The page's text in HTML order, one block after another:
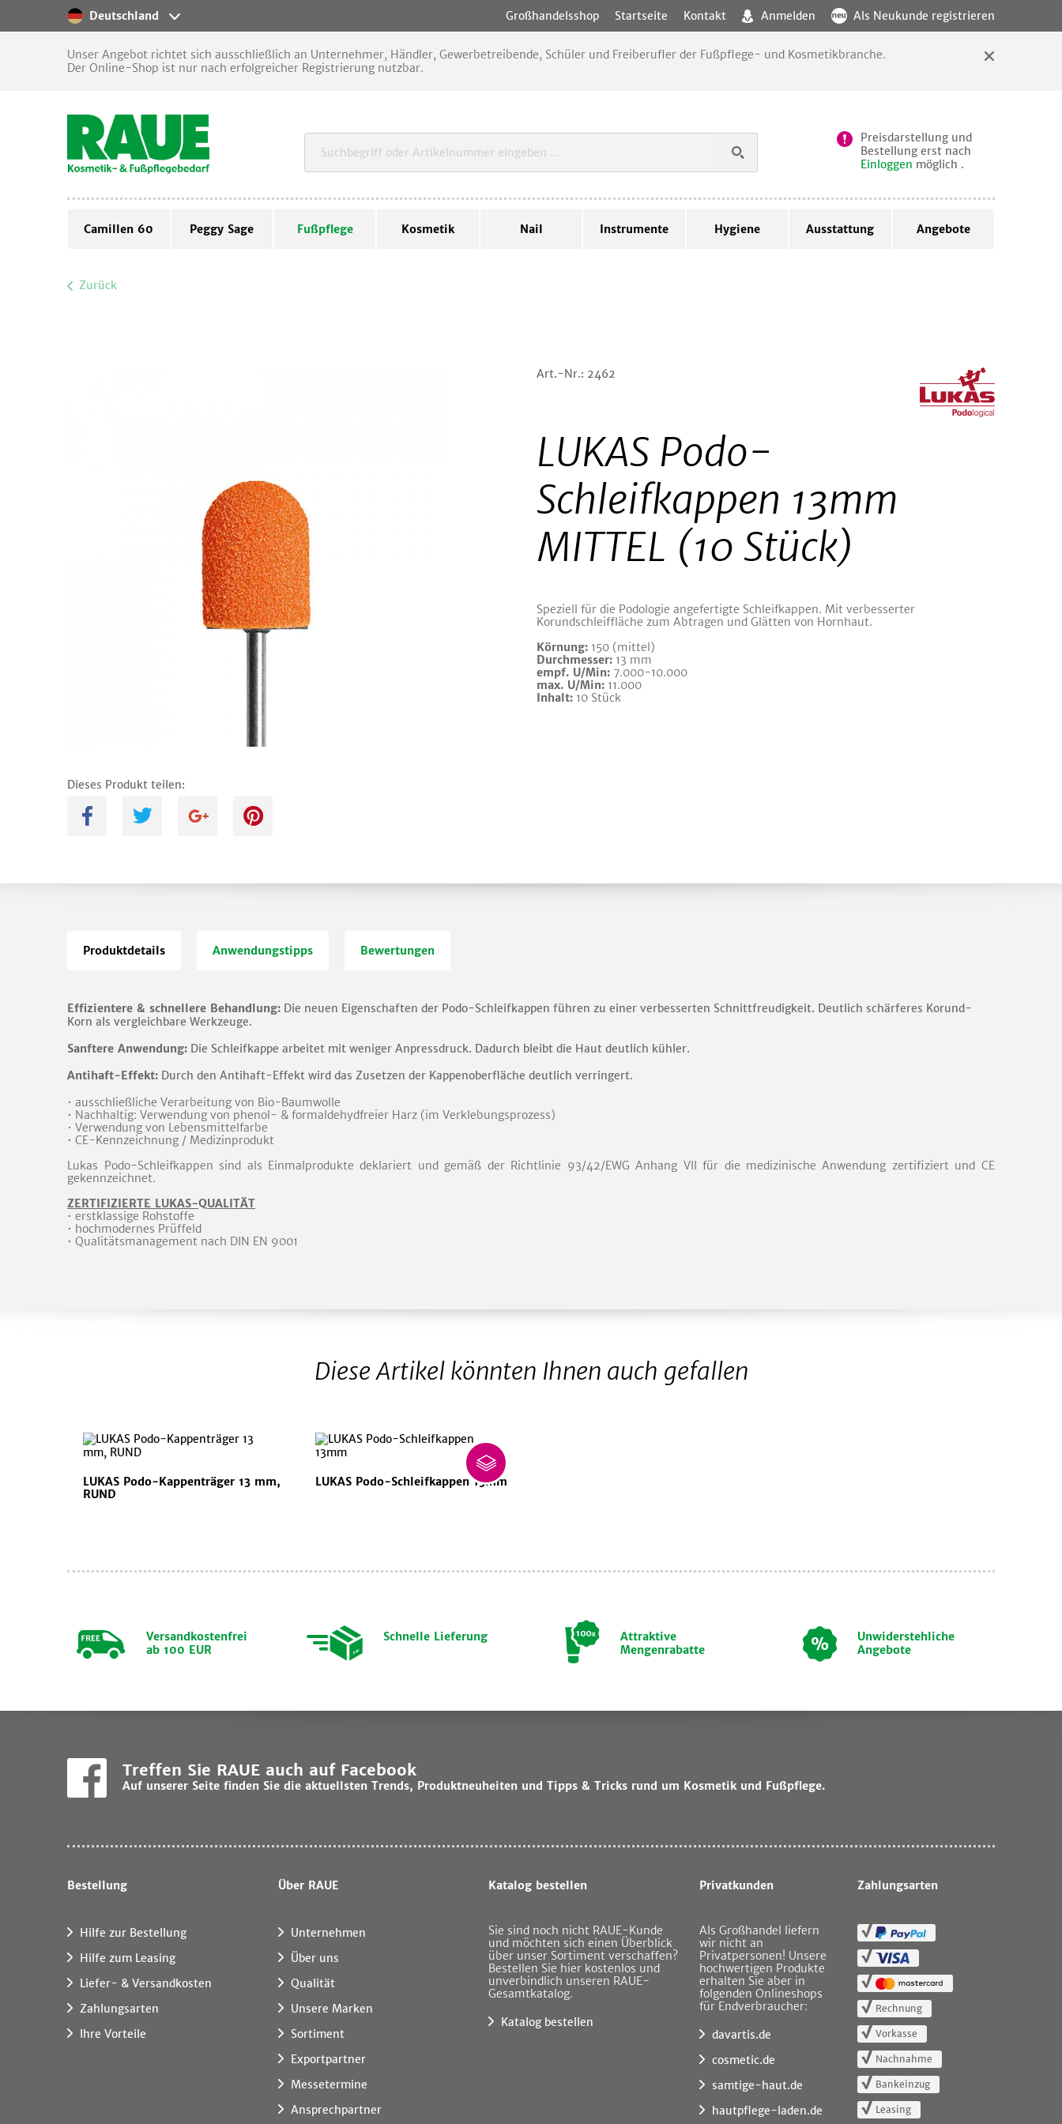
Deutschland Großhandelsshop Startseite Kontakt Anmelden Als Neukunde registrieren
Unser Angebot richtet sich ausschließlich an Unternehmer, Händler, Gewerbetreibende, Schüler und Freiberufler der Fußpflege- und Kosmetikbranche.
Der Online-Shop ist nur nach erfolgreicher Registrierung nutzbar.
Preisdarstellung und
Bestellung erst nach
Einloggen möglich .
Camillen 60 Peggy Sage Fußpflege Kosmetik Nail Instrumente Hygiene Ausstattung Angebote
Zurück
Dieses Produkt teilen:
A B C D
Art.-Nr.: 2462
LUKAS Podo-
Schleifkappen 13mm
MITTEL (10 Stück)
Speziell für die Podologie angefertigte Schleifkappen. Mit verbesserter
Korundschleiffläche zum Abtragen und Glätten von Hornhaut.
Körnung: 150 (mittel)
Durchmesser: 13 mm
empf. U/Min: 7.000-10.000
max. U/Min: 11.000
Inhalt: 10 Stück
Produktdetails Anwendungstipps Bewertungen
Effizientere & schnellere Behandlung: Die neuen Eigenschaften der Podo-Schleifkappen führen zu einer verbesserten Schnittfreudigkeit. Deutlich schärferes Korund-
Korn als vergleichbare Werkzeuge.
Sanftere Anwendung: Die Schleifkappe arbeitet mit weniger Anpressdruck. Dadurch bleibt die Haut deutlich kühler.
Antihaft-Effekt: Durch den Antihaft-Effekt wird das Zusetzen der Kappenoberfläche deutlich verringert.
• ausschließliche Verarbeitung von Bio-Baumwolle
• Nachhaltig: Verwendung von phenol- & formaldehydfreier Harz (im Verklebungsprozess)
• Verwendung von Lebensmittelfarbe
• CE-Kennzeichnung / Medizinprodukt
Lukas Podo-Schleifkappen sind als Einmalprodukte deklariert und gemäß der Richtlinie 93/42/EWG Anhang VII für die medizinische Anwendung zertifiziert und CE
gekennzeichnet.
ZERTIFIZIERTE LUKAS-QUALITÄT
• erstklassige Rohstoffe
• hochmodernes Prüffeld
• Qualitätsmanagement nach DIN EN 9001
Diese Artikel könnten Ihnen auch gefallen
LUKAS Podo-Kappenträger 13 mm,
RUND
LUKAS Podo-Schleifkappen 13mm
Versandkostenfrei
ab 100 EUR
Schnelle Lieferung
Attraktive
Mengenrabatte
Unwiderstehliche
Angebote
Treffen Sie RAUE auch auf Facebook
Auf unserer Seite finden Sie die aktuellsten Trends, Produktneuheiten und Tipps & Tricks rund um Kosmetik und Fußpflege.
Bestellung
Hilfe zur Bestellung
Hilfe zum Leasing
Liefer- & Versandkosten
Zahlungsarten
Ihre Vorteile
Über RAUE
Unternehmen
Über uns
Qualität
Unsere Marken
Sortiment
Exportpartner
Messetermine
Ansprechpartner
Katalog bestellen
Sie sind noch nicht RAUE-Kunde
und möchten sich einen Überblick
über unser Sortiment verschaffen?
Bestellen Sie hier kostenlos und
unverbindlich unseren RAUE-
Gesamtkatalog.
Katalog bestellen
Privatkunden
Als Großhandel liefern
wir nicht an
Privatpersonen! Unsere
hochwertigen Produkte
erhalten Sie aber in
folgenden Onlineshops
für Endverbraucher:
davartis.de
cosmetic.de
samtige-haut.de
hautpflege-laden.de
Zahlungsarten
Rechnung
Vorkasse
Nachnahme
Bankeinzug
Leasing